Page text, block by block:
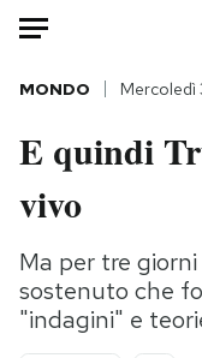
HOME
Italia
Politica
Tecnologia
Internet
MONDO Mercoledì
E quindi
vivo
Ma per tre
sostenuto che
"indagini" e